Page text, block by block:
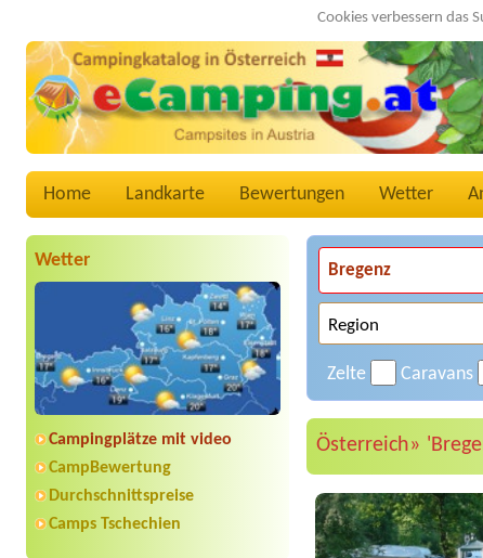
Cookies verbessern das
Home Landkarte Bewertungen Wetter
Wetter
Campingplätze mit video
CampBewertung
Durchschnittspreise
Camps Tschechien
Zelte Caravans
Österreich»